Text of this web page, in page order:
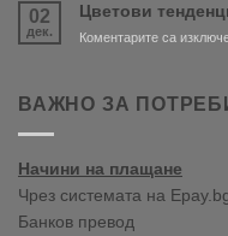
Лято
02
дек.
Цветови
Коментарите са
ВАЖНО ЗА
Начини на плащане
Чрез системата на
Банков превод